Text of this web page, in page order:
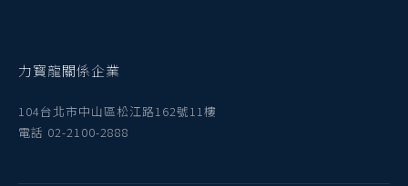
力寳龍關係企業
104台北市中山區松江路162號11樓
電話 02-2100-2888